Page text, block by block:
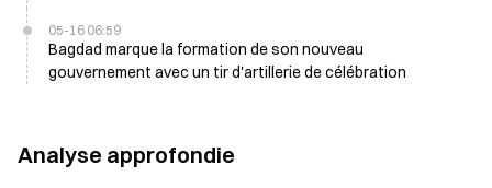
05-16 06:59
Bagdad marque la formation de son nouveau
gouvernement avec un tir d'artillerie de célébration
Analyse approfondie